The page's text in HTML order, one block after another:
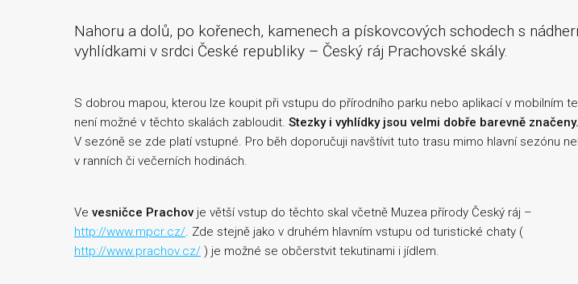
Nahoru a dolů, po kořenech, kamenech a pískovcových schodech s
vyhlídkami v srdci České republiky – Český ráj Prachovské skály.
S dobrou mapou, kterou lze koupit při vstupu do přírodního parku nebo aplikací v mobilním
není možné v těchto skalách zabloudit. Stezky i vyhlídky jsou velmi dobře barevně značeny.
V sezóně se zde platí vstupné. Pro běh doporučuji navštívit tuto trasu mimo hlavní sezónu
v ranních či večerních hodinách.
Ve vesničce Prachov je větší vstup do těchto skal včetně Muzea přírody Český ráj –
http://www.mpcr.cz/. Zde stejně jako v druhém hlavním vstupu od turistické chaty (
http://www.prachov.cz/ ) je možné se občerstvit tekutinami i jídlem.